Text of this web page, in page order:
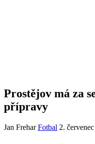
Prostějov má za
přípravy
Jan Frehar Fotbal 2.